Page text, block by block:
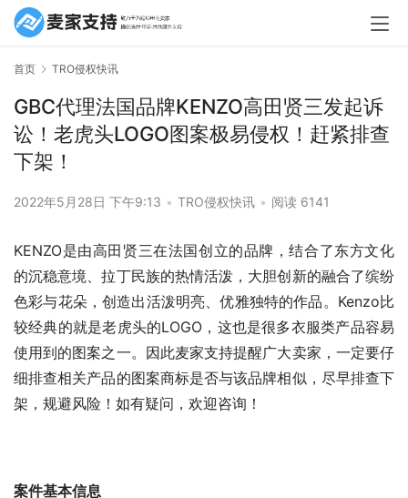
首页 TRO侵权快讯
GBC代理法国品牌KENZO高田贤三发起诉
讼！老虎头LOGO图案极易侵权！赶紧排查
下架！
2022年5月28日 下午9:13 • TRO侵权快讯 • 阅读 6141
KENZO是由高田贤三在法国创立的品牌，结合了东方文化
的沉稳意境、拉丁民族的热情活泼，大胆创新的融合了缤纷
色彩与花朵，创造出活泼明亮、优雅独特的作品。Kenzo比
较经典的就是老虎头的LOGO，这也是很多衣服类产品容易
使用到的图案之一。因此麦家支持提醒广大卖家，一定要仔
细排查相关产品的图案商标是否与该品牌相似，尽早排查下
架，规避风险！如有疑问，欢迎咨询！
案件基本信息